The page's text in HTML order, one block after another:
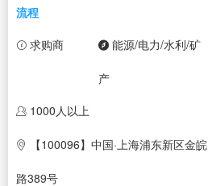
流程
求购商 能源/电力/水利/矿
产
1000人以上
【100096】中国·上海浦东新区金皖
路389号